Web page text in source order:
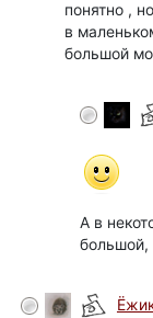
понятно ,
в
большой
А в
большой,